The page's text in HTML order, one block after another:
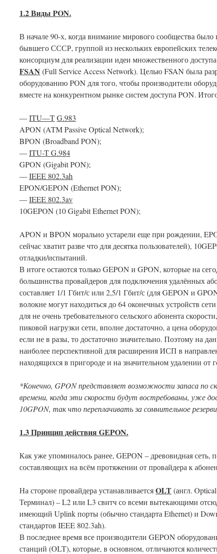
1.2 Виды PON.
В начале 90-х, когда внимание мирового сообщества
бывшего СССР, группой из нескольких европейских
консорциум для реализации идеи множественного
FSAN (Full Service Access Network). Целью FSAN была
оборудованию PON для того, чтобы производители
вместе на конкурентном рынке систем доступа PON.
—ITU—TG.983
APON (ATM Passive Optical Network);
BPON (Broadband PON);
—ITU-T G.984
GPON (Gigabit PON);
—IEEE 802.3ah
EPON/GEPON (Ethernet PON);
—IEEE 802.3av
10GEPON (10 Gigabit Ethernet PON);
APON и BPON морально устарели еще при рождении,
сейчас хватит разве что для десятка пользователей),
отладки/испытаний.
В итоге остаются только GEPON и GPON, которые на
большинства провайдеров для подключения удалённых
составляет 1/1 Гбит/с или 2,5/1 Гбит/с (для GEPON и
волокне могут находиться до 64 оконечных устройств
для не очень требовательного сельского абонента
пиковой нагрузки сети, вполне достаточно, а цена
если не в разы, то достаточно значительно. Поэтому на
наиболее перспективной для расширения ИСП в
находящихся в пригороде и на значительном удалении от
*Конечно, GPONпредставляет возможности запаса по
времени, когда эти скорости будут востребованы, уже
10GPON, так что переплачивать за сомнительное
1.3 Принцип действияGEPON.
Как уже упоминалось ранее, GEPON – древовидная сеть,
составляющих на всём протяжении от провайдера к
На стороне провайдера устанавливаетсяOLT(англ.
Терминал) – L2 или L3 свитч со всеми вытекающими
имеющий Uplink порты (обычно стандарта Ethernet) и
стандартов IEEE 802.3ah).
В последнее время все производители GEPON
станций (OLT), которые, в основном, отличаются